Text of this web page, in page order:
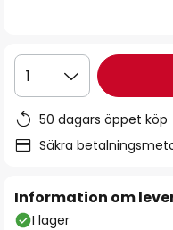
1
50 dagars öppet köp
Säkra
Information om
I lager